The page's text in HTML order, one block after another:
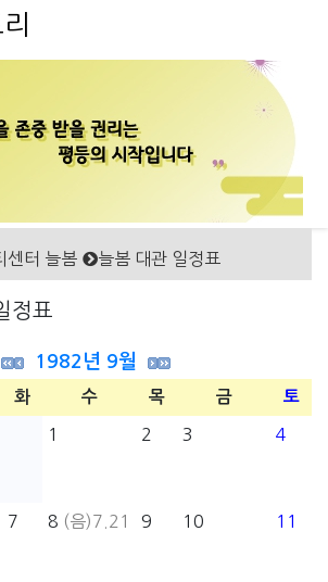
센터 늘봄 늘봄 대관 일정표
정표
1982년 9월
화 수 목 금 토
1 2 3 4
7 8 (음)7.21 9 10 11